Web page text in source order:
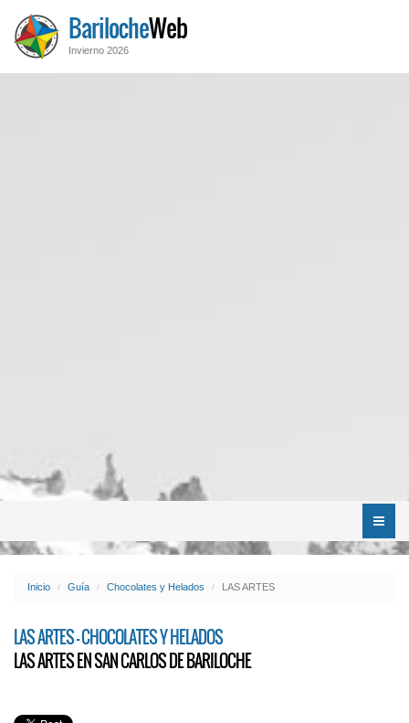
BarilocheWeb
Invierno 2026
Menú
Inicio Guía Chocolates y Helados LAS ARTES
LAS ARTES - CHOCOLATES Y HELADOS
LAS ARTES EN SAN CARLOS DE BARILOCHE